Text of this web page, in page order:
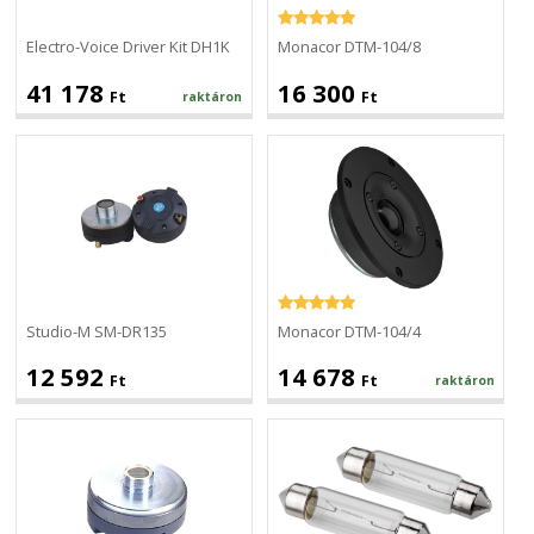
Electro-Voice Driver Kit DH1K
41 178 Ft raktáron
Monacor DTM-104/8
16 300 Ft
Studio-M SM-DR135
12 592 Ft
Monacor DTM-104/4
14 678 Ft raktáron
2418